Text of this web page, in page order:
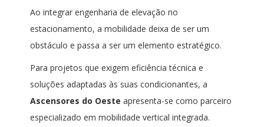
Ao integrar engenharia de elevação no
estacionamento, a mobilidade deixa de ser um
obstáculo e passa a ser um elemento estratégico.
Para projetos que exigem eficiência técnica e
soluções adaptadas às suas condicionantes, a
Ascensores do Oeste apresenta-se como parceiro
especializado em mobilidade vertical integrada.